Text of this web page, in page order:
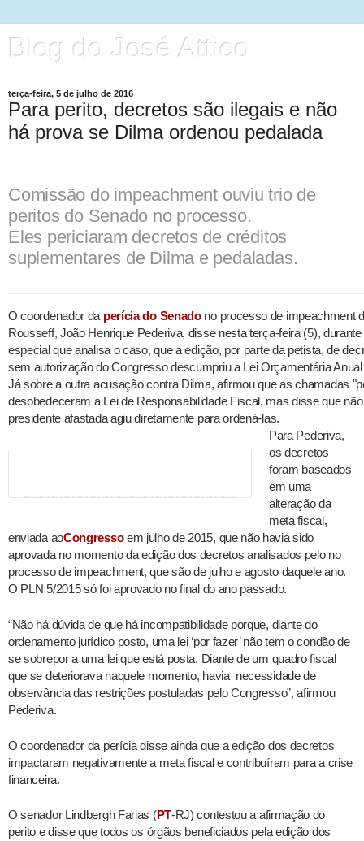
Blog do José Attico
terça-feira, 5 de julho de 2016
Para perito, decretos são ilegais e não
há prova se Dilma ordenou pedalada
Comissão do impeachment ouviu trio de
peritos do Senado no processo.
Eles periciaram decretos de créditos
suplementares de Dilma e pedaladas.
O coordenador da perícia do Senadono processo de impeachment
Rousseff, João Henrique Pederiva, disse nesta terça-feira (5),
especial que analisa o caso, que a edição, por parte da petista, de
sem autorização do Congresso descumpriu a Lei Orçamentária
Já sobre a outra acusação contra Dilma, afirmou que as chamadas
desobedeceram a Lei de Responsabilidade Fiscal, mas disse que
presidente afastada agiu diretamente para ordená-las.
Para Pederiva,
os decretos
foram baseados
em uma
alteração da
meta fiscal,
enviada aoCongressoem julho de 2015, que não havia sido
aprovada no momento da edição dos decretos analisados pelo no
processo de impeachment, que são de julho e agosto daquele ano.
O PLN 5/2015 só foi aprovado no final do ano passado.
“Não há dúvida de que há incompatibilidade porque, diante do
ordenamento jurídico posto, uma lei ‘por fazer’ não tem o condão de
se sobrepor a uma lei que está posta. Diante de um quadro fiscal
que se deteriorava naquele momento, havia necessidade de
observância das restrições postuladas pelo Congresso”, afirmou
Pederiva.
O coordenador da perícia disse ainda que a edição dos decretos
impactaram negativamente a meta fiscal e contribuíram para a crise
financeira.
O senador Lindbergh Farias (PT-RJ) contestou a afirmação do
perito e disse que todos os órgãos beneficiados pela edição dos